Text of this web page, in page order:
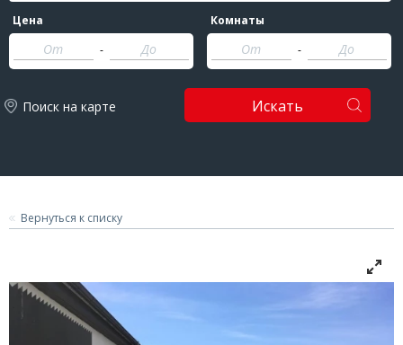
Цена
-
Комнаты
-
Поиск на карте Искать
Вернуться к списку